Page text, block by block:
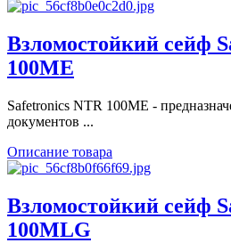
Взломостойкий сейф
100ME
Safetronics NTR 100ME -
документов ...
Описание товара
Взломостойкий сейф
100MLG